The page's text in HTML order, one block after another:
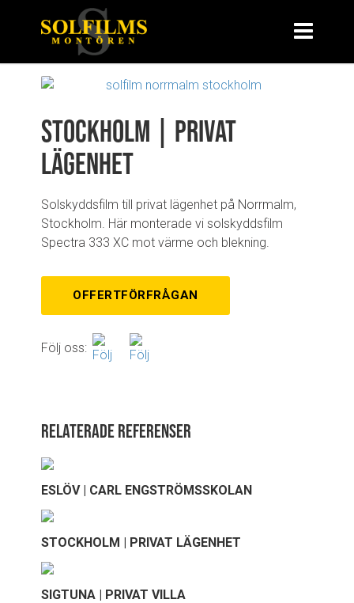
Stockholm | Privat
lägenhet
Solskyddsfilm till privat lägenhet på Norrmalm,
Stockholm. Här monterade vi solskyddsfilm
Spectra 333 XC mot värme och blekning.
OFFERTFÖRFRÅGAN
Följ oss:
Relaterade referenser
ESLÖV | CARL ENGSTRÖMSSKOLAN
STOCKHOLM | PRIVAT LÄGENHET
SIGTUNA | PRIVAT VILLA